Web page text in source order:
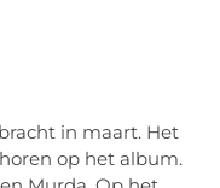
in maart. Het
op het album.